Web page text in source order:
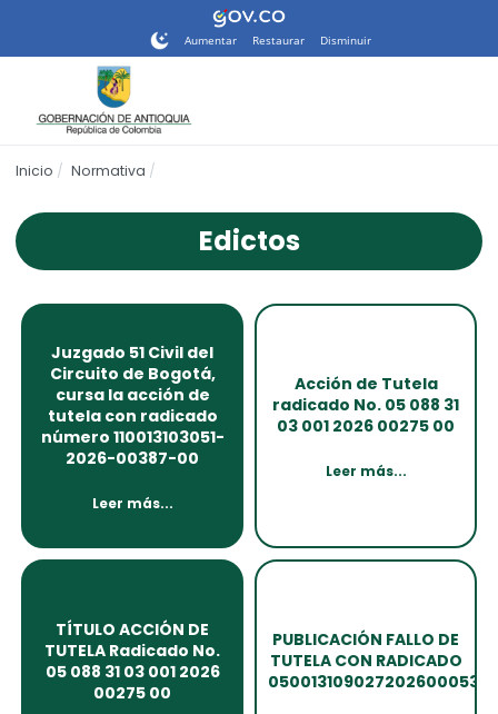
sitio
de
Aumentar Restaurar Disminuir
Inicio Normativa
Edictos
Juzgado 51 Civil del
Circuito de Bogotá,
cursa la acción de
tutela con radicado
número 110013103051-
2026-00387-00
Acción de Tutela
radicado No. 05 088 31
03 001 2026 00275 00
TÍTULO ACCIÓN DE
TUTELA Radicado No.
05 088 31 03 001 2026
00275 00
PUBLICACIÓN FALLO DE
TUTELA CON RADICADO